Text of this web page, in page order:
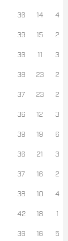
36 14 4
39 15 2
36 11 3
38 23 2
37 23 2
36 12 3
39 19 6
36 21 3
37 16 2
38 10 4
42 18 1
36 16 5